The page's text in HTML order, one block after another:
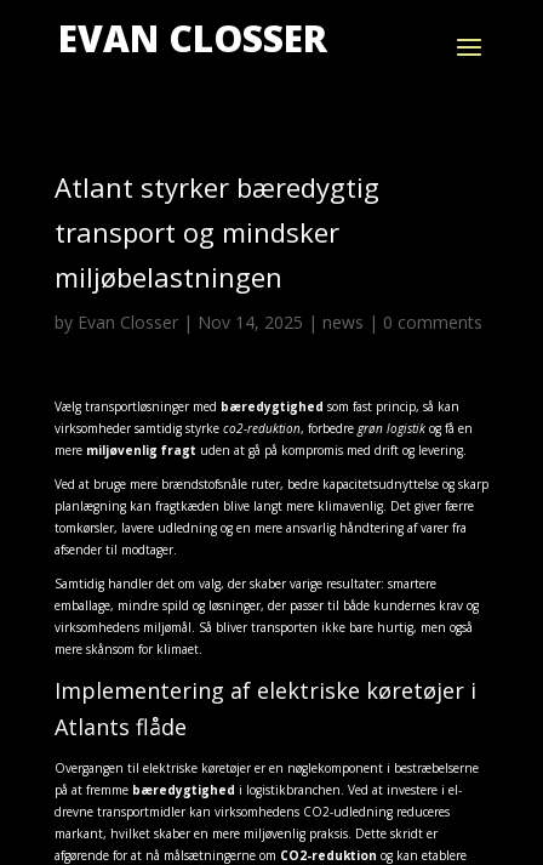
EVAN CLOSSER
Atlant styrker bæredygtig
transport og mindsker
miljøbelastningen
by Evan Closser| Nov 14, 2025 | news | 0 comments
Vælg transportløsninger med bæredygtighed som fast princip, så kan
virksomheder samtidig styrke co2-reduktion, forbedre grøn logistikog få en
mere miljøvenlig fragt uden at gå på kompromis med drift og levering.
Ved at bruge mere brændstofsnåle ruter, bedre kapacitetsudnyttelse og skarp
planlægning kan fragtkæden blive langt mere klimavenlig. Det giver færre
tomkørsler, lavere udledning og en mere ansvarlig håndtering af varer fra
afsender til modtager.
Samtidig handler det om valg, der skaber varige resultater: smartere
emballage, mindre spild og løsninger, der passer til både kundernes krav og
virksomhedens miljømål. Så bliver transporten ikke bare hurtig, men også
mere skånsom for klimaet.
Implementering af elektriske køretøjer i
Atlants flåde
Overgangen til elektriske køretøjer er en nøglekomponent i bestræbelserne
på at fremme bæredygtighed i logistikbranchen. Ved at investere i el-
drevne transportmidler kan virksomhedens CO2-udledning reduceres
markant, hvilket skaber en mere miljøvenlig praksis. Dette skridt er
afgørende for at nå målsætningerne om CO2-reduktion og kan etablere